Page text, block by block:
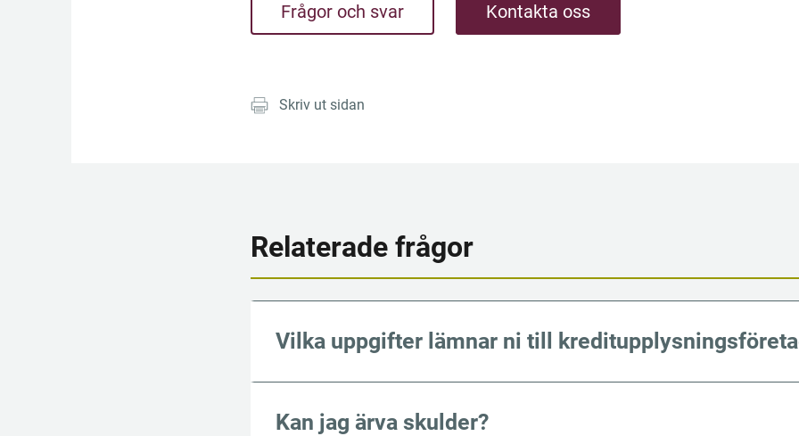
Frågor och svar Kontakta oss
Skriv ut sidan
Relaterade frågor
Vilka uppgifter lämnar ni till
Kan jag ärva skulder?